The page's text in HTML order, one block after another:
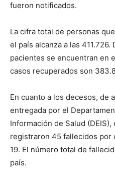
fueron notificados.
La cifra total de personas
el país alcanza a las 411.726.
pacientes se encuentran en
casos recuperados son
En cuanto a los decesos, de
entregada por el
Información de Salud
registraron 45 fallecidos por
19. El número total de
país.